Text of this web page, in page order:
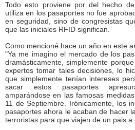
Todo esto proviene por del hecho
utiliza en los pasaportes no fue
en seguridad, sino de congresistas
que las iniciales RFID significan.
Como mencioné hace un año en este
"Ya me imagino el mercado de los
dramásticamente, simplemente
expertos tomar tales decisiones, lo
que simplemente tenían intereses
sacar estos pasaportes
amparándose en las famosas
11 de Septiembre. Irónicamente, los
pasaportes ahora le acaban de hacer
terroristas para que viajen de un pais a